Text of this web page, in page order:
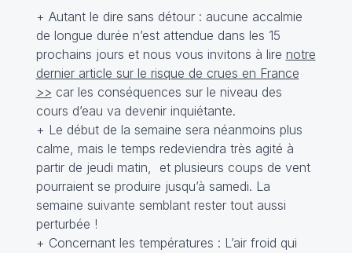
+ Autant le dire sans détour : aucune accalmie
de longue durée n’est attendue dans les 15
prochains jours et nous vous invitons à lire notre
dernier article sur le risque de crues en France
>> car les conséquences sur le niveau des
cours d’eau va devenir inquiétante.
+ Le début de la semaine sera néanmoins plus
calme, mais le temps redeviendra très agité à
partir de jeudi matin, et plusieurs coups de vent
pourraient se produire jusqu’à samedi. La
semaine suivante semblant rester tout aussi
perturbée !
+ Concernant les températures : L’air froid qui